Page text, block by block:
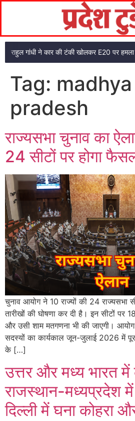
Tag: madhya
pradesh
राज्यसभा चुनाव का
24 सीटों पर होगा
चुनाव आयोग ने 10 राज्यों की 24 राज्यसभा
तारीखों की घोषणा कर दी है। इन सीटों पर
और उसी शाम मतगणना भी की जाएगी।
सदस्यों का कार्यकाल जून-जुलाई 2026 में
के […]
उत्तर और मध्य भारत
राजस्थान-मध्यप्रदेश
दिल्ली में घना कोहरा